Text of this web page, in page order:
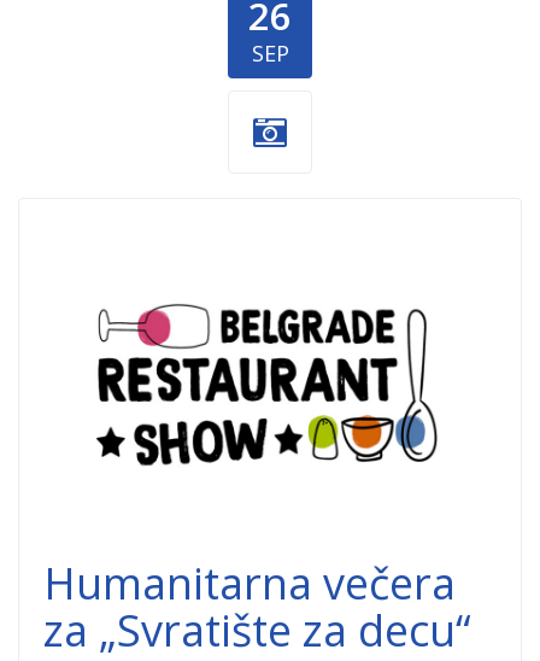
26
SEP
restoraunt-
show-
svratiste.png
Humanitarna večera
za „Svratište za decu“